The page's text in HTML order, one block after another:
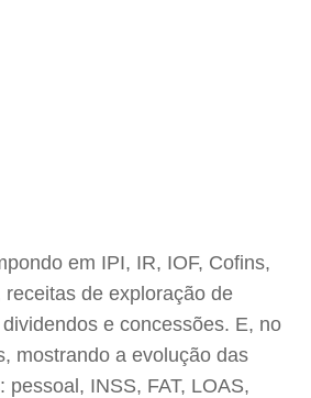
em IPI, IR, IOF, Cofins,
de exploração de
e concessões. E, no
mostrando a evolução das
pessoal, INSS, FAT, LOAS,